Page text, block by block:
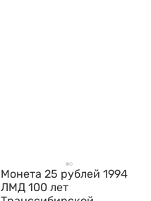
Монета 25 рублей 1994
ЛМД 100 лет